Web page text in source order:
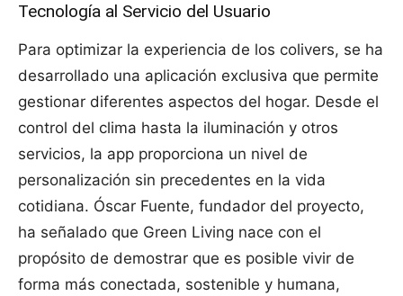
Tecnología al Servicio del Usuario
Para optimizar la experiencia de los colivers, se ha
desarrollado una aplicación exclusiva que permite
gestionar diferentes aspectos del hogar. Desde el
control del clima hasta la iluminación y otros
servicios, la app proporciona un nivel de
personalización sin precedentes en la vida
cotidiana. Óscar Fuente, fundador del proyecto,
ha señalado que Green Living nace con el
propósito de demostrar que es posible vivir de
forma más conectada, sostenible y humana,